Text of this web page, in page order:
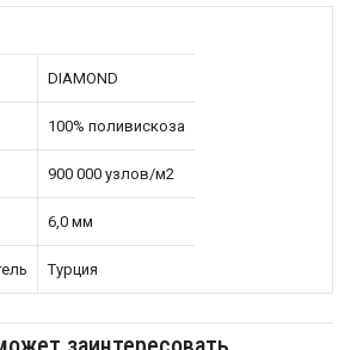
DIAMOND
100% поливискоза
900 000 узлов/м2
6,0 мм
Турция